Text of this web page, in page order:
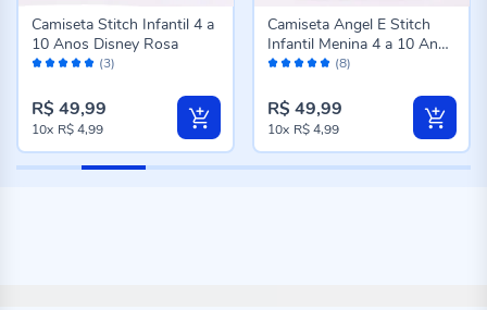
Avaliação: (3)
Camiseta Stitch Infantil 4 a
10 Anos Disney Rosa
R$ 49,99
10x R$ 4,99
Avaliação: (8)
Camiseta Angel E Stitch
Infantil Menina 4 a 10 Anos
Disney Natural
R$ 49,99
10x R$ 4,99